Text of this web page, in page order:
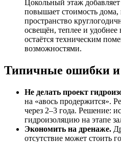
Цокольный этаж
повышает стоимость дома,
пространство
освещён, теплее и
остаётся техническим
возможностями.
Типичные ошибки и
Не делать проект
на «авось продержится».
через 2–3 года. Решение:
гидроизоляцию на этапе
Экономить на дренаже.
отсутствие может стоить